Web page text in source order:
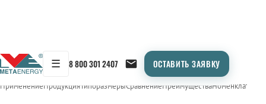
☰ 8 800 301 2407 ОСТАВИТЬ ЗАЯВКУ
← Продукция/ШИНОПРОВОД
ПрименениеПродукцияТипоразмерыСравнениеПреимуществаНоменклатура